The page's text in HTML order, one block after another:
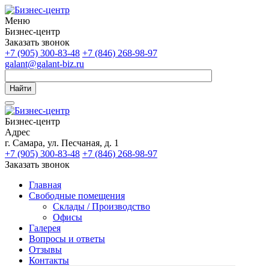
Меню
Бизнес-центр
Заказать звонок
+7 (905) 300-83-48 +7 (846) 268-98-97
galant@galant-biz.ru
Найти
Бизнес-центр
Адрес
г. Самара, ул. Песчаная, д. 1
+7 (905) 300-83-48 +7 (846) 268-98-97
Заказать звонок
Главная
Свободные помещения
Склады / Производство
Офисы
Галерея
Вопросы и ответы
Отзывы
Контакты